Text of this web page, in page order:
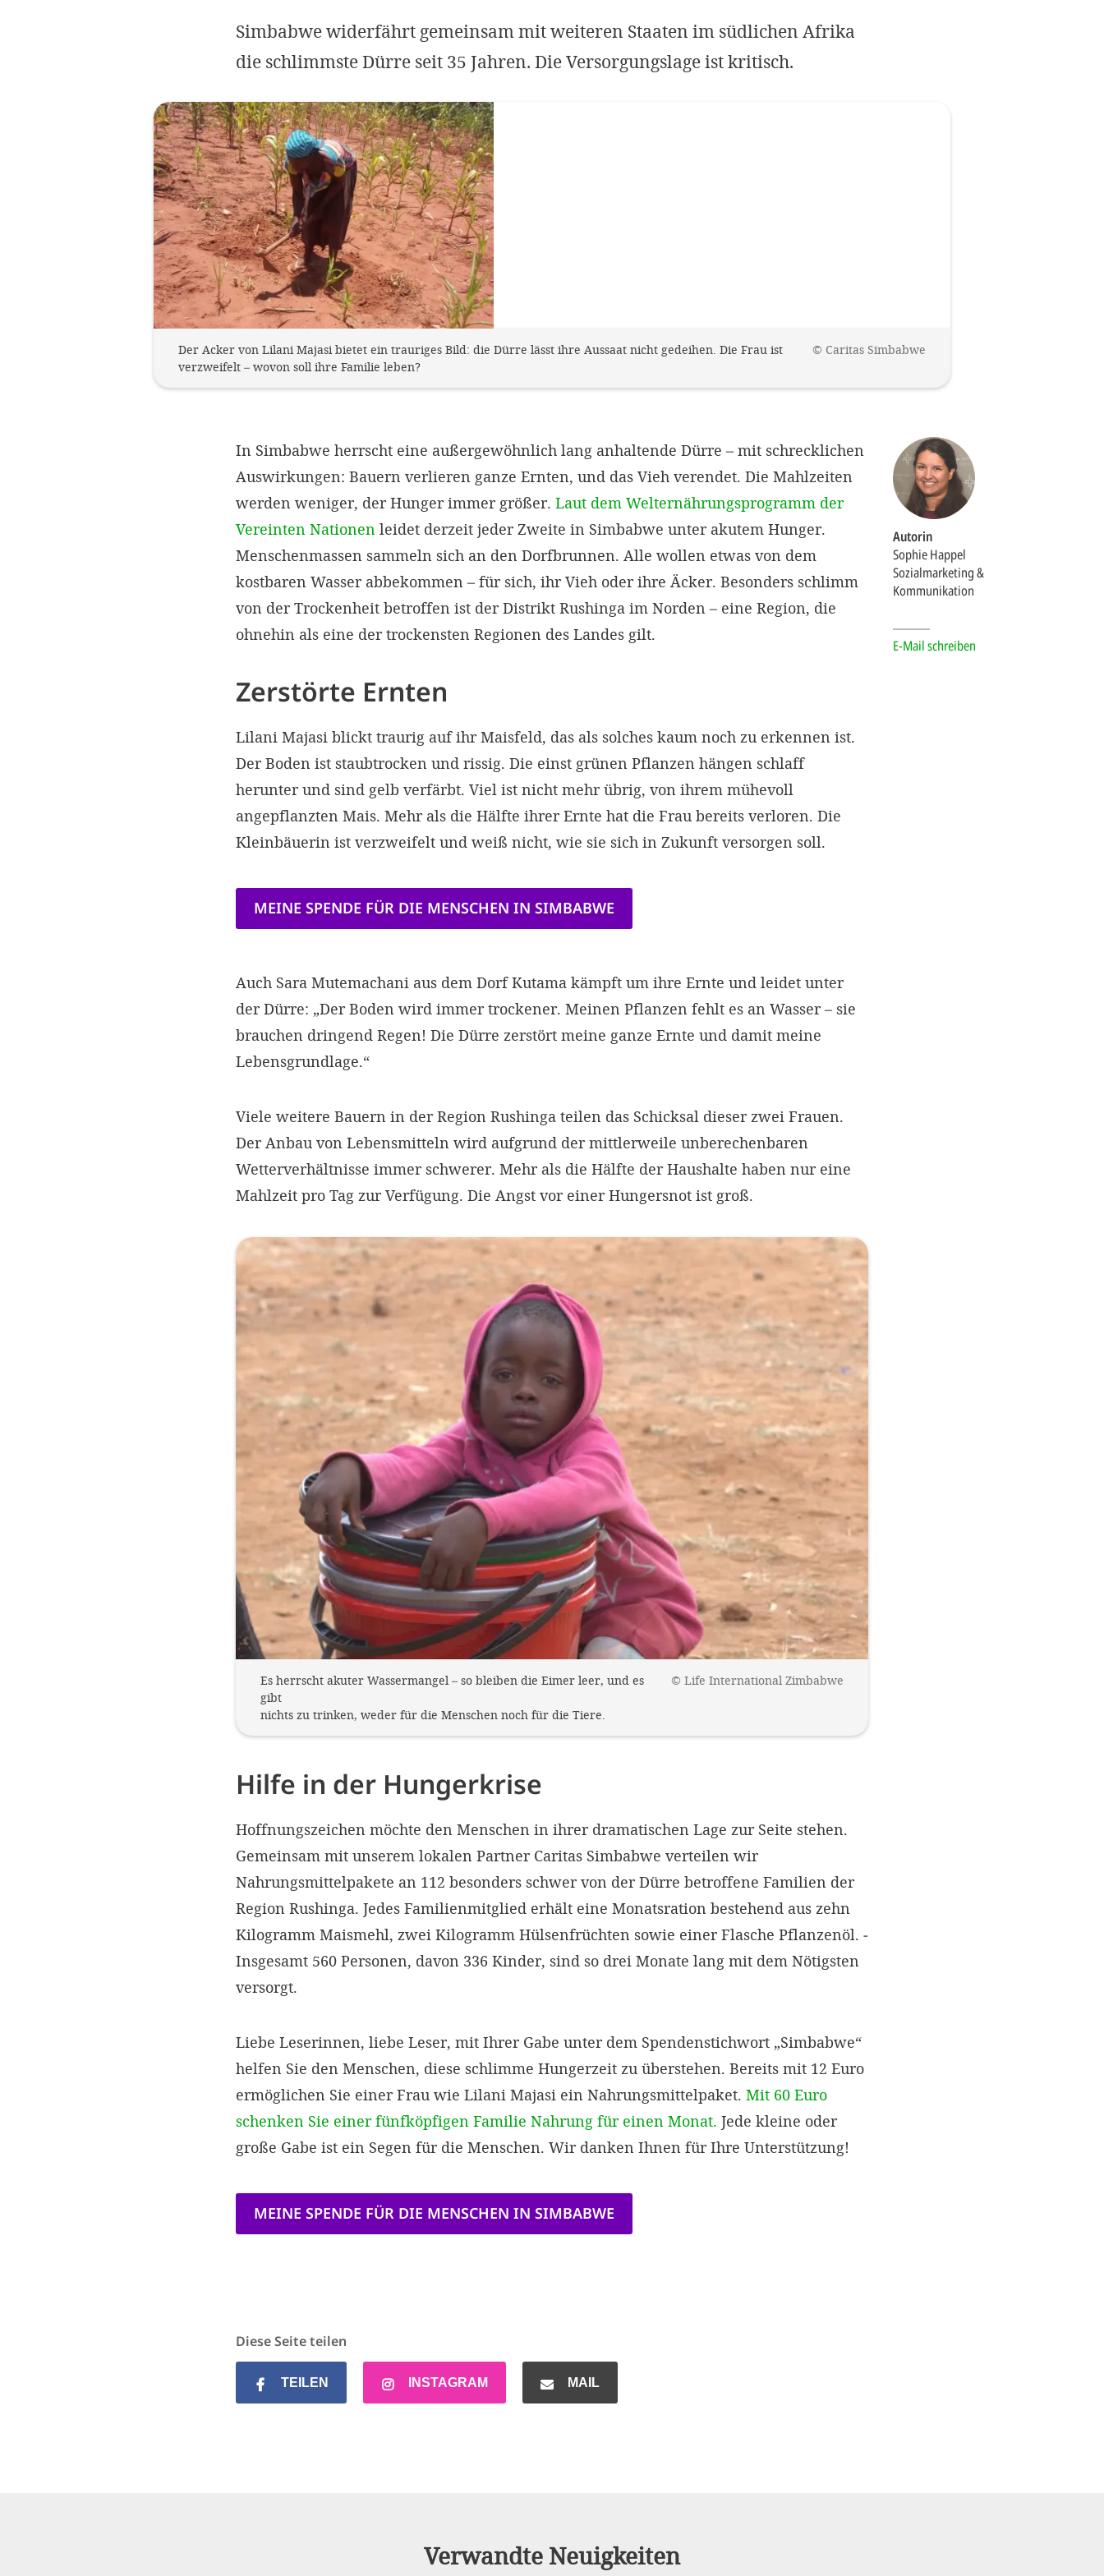
Simbabwe widerfährt gemeinsam mit weiteren Staaten im südlichen Afrika
die schlimmste Dürre seit 35 Jahren. Die Versorgungslage ist kritisch.
Der Acker von Lilani Majasi bietet ein trauriges Bild: die Dürre lässt ihre Aussaat nicht gedeihen. Die Frau ist
verzweifelt – wovon soll ihre Familie leben?
© Caritas Simbabwe
Autorin
Sophie Happel
Sozialmarketing &
Kommunikation
E-Mail schreiben
In Simbabwe herrscht eine außergewöhnlich lang anhaltende Dürre – mit schrecklichen
Auswirkungen: Bauern verlieren ganze Ernten, und das Vieh verendet. Die Mahlzeiten
werden weniger, der Hunger immer größer. Laut dem Welternährungsprogramm der
Vereinten Nationen leidet derzeit jeder Zweite in Simbabwe unter akutem Hunger.
Menschenmassen sammeln sich an den Dorfbrunnen. Alle wollen ­etwas von dem
kostbaren Wasser abbekommen – für sich, ihr Vieh oder ihre Äcker. Besonders schlimm
von der Trockenheit betroffen ist der Distrikt Rushinga im Norden – eine Region, die
ohnehin als eine der trockensten Regionen des Landes gilt.
Zerstörte Ernten
Lilani Majasi blickt traurig auf ihr Maisfeld, das als solches kaum noch zu erkennen ist.
Der Boden ist staubtrocken und rissig. Die einst grünen Pflanzen hängen schlaff
herunter und sind gelb verfärbt. Viel ist nicht mehr übrig, von ihrem mühevoll
angepflanzten Mais. Mehr als die Hälfte ihrer ­Ernte hat die Frau bereits verloren. Die
Kleinbäuerin ist verzweifelt und weiß nicht, wie sie sich in Zukunft versorgen soll.
MEINE SPENDE FÜR DIE MENSCHEN IN SIMBABWE
Auch Sara Mutemachani aus dem Dorf Kutama kämpft um ihre Ernte und leidet unter
der Dürre: „Der Boden wird immer trockener. Meinen Pflanzen fehlt es an Wasser – sie
brauchen dringend Regen! Die Dürre zerstört meine ganze Ernte und damit meine
Lebensgrundlage.“
Viele weitere Bauern in der Region Rushinga teilen das Schicksal dieser zwei Frauen.
Der Anbau von Lebensmitteln wird aufgrund der mittlerweile unberechenbaren
Wetterverhältnisse immer schwerer. Mehr als die Hälfte der Haushalte haben nur eine
Mahlzeit pro Tag zur Verfügung. Die Angst vor einer Hungersnot ist groß.
Es herrscht akuter Wassermangel – so bleiben die Eimer leer, und es
gibt
nichts zu trinken, weder für die Menschen noch für die Tiere.
© Life International Zimbabwe
Hilfe in der Hungerkrise
Hoffnungszeichen möchte den Menschen in ihrer dramatischen Lage zur Seite stehen.
Gemeinsam mit unserem lokalen Partner Caritas Simbabwe verteilen wir
Nahrungsmittelpakete an 112 besonders schwer von der Dürre betroffene Familien der
Region Rushinga. Jedes Familienmitglied erhält eine Monatsration bestehend aus zehn
Kilogramm Maismehl, zwei Kilogramm Hülsenfrüchten sowie einer Flasche Pflanzenöl. ­
Insgesamt 560 Personen, davon 336 Kinder, sind so drei Monate lang mit dem Nötigsten
versorgt.
Liebe Leserinnen, liebe Leser, mit Ihrer Gabe unter dem Spendenstichwort „Simbabwe“
helfen Sie den Menschen, diese schlimme Hungerzeit zu überstehen. Bereits mit 12 Euro
ermöglichen Sie einer Frau wie Lilani Majasi ein Nahrungsmittelpaket. Mit 60 Euro
schenken Sie einer fünfköpfigen Familie Nahrung für einen Monat. Jede kleine oder
große Gabe ist ein Segen für die Menschen. Wir danken Ihnen für Ihre Unterstützung!
MEINE SPENDE FÜR DIE MENSCHEN IN SIMBABWE
Diese Seite teilen
TEILEN INSTAGRAM MAIL
Verwandte Neuigkeiten